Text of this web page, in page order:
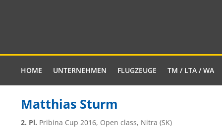
HOME UNTERNEHMEN FLUGZEUGE TM / LTA / WA
Matthias Sturm
2. Pl. Pribina Cup 2016, Open class, Nitra (SK)